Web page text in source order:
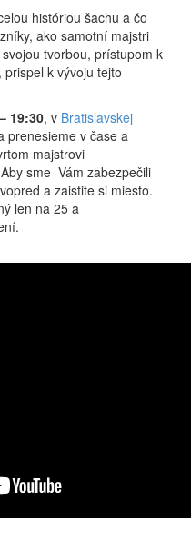
históriou šachu a čo
ako samotní majstri
tvorbou, prístupom k
k vývoju tejto
19:30, v Bratislavskej
prenesieme v čase a
majstrovi
Aby sme Vám zabezpečili
a zaistite si miesto.
len na 25 a